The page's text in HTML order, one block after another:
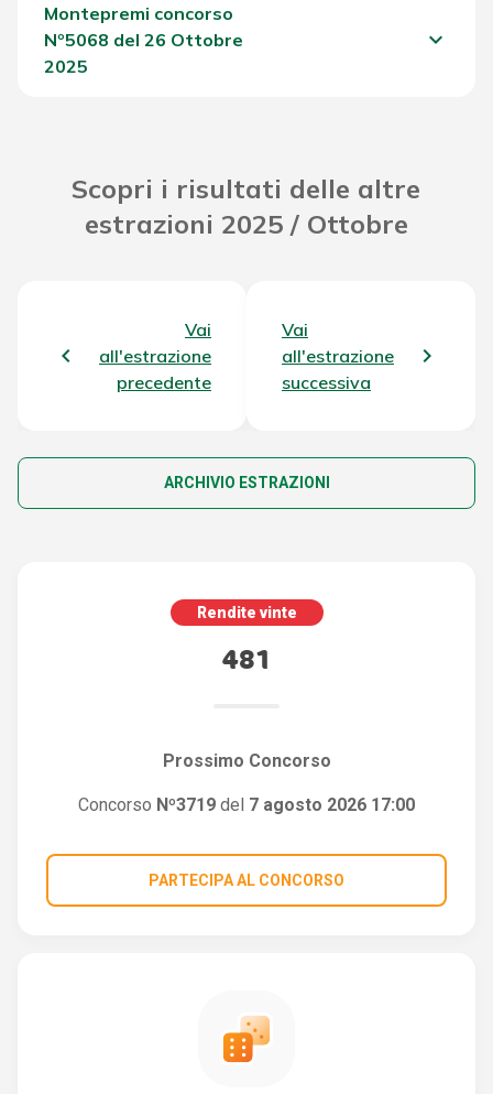
Montepremi concorso
Nº5068 del 26 Ottobre
2025
keyboard_arrow_down
Scopri i risultati delle altre
estrazioni 2025 / Ottobre
Vai
all'estrazione
precedente
Vai
all'estrazione
successiva
ARCHIVIO ESTRAZIONI
Rendite vinte
481
Prossimo Concorso
Concorso Nº3719 del 7 agosto 2026 17:00
PARTECIPA AL CONCORSO